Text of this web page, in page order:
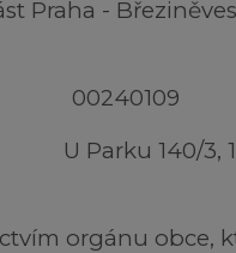
Praha -
U Parku 140/3,
orgánu obce,